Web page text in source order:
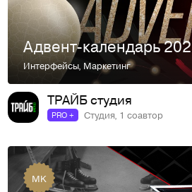
Адвент-календарь
Интерфейсы, Маркетинг
ТРАЙБ студия
PRO + Студия, 1 соавтор
MK